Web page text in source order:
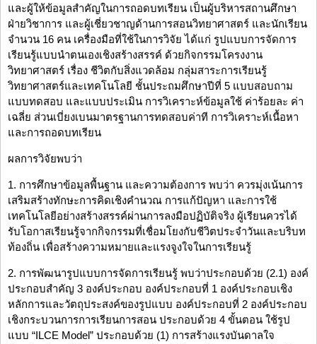
และผู้ให้ข้อมูลสำคัญในการถอดบทเรียน เป็นผู้บริหารสถานศึกษา
ฝ่ายวิชาการ และผู้เชี่ยวชาญด้านการสอนวิทยาศาสตร์ และนักเรียน
จำนวน 16 คน เครื่องมือที่ใช้ในการวิจัย ได้แก่ รูปแบบการจัดการ
เรียนรู้แบบนำตนเองเชิงสร้างสรรค์ ด้วยกิจกรรมโครงงาน
วิทยาศาสตร์ เรื่อง ชีวิตกับสิ่งแวดล้อม กลุ่มสาระการเรียนรู้
วิทยาศาสตร์และเทคโนโลยี ชั้นประถมศึกษาปีที่ 5 แบบสอบถาม
แบบทดสอบ และแบบประเมิน การวิเคราะห์ข้อมูลใช้ ค่าร้อยละ ค่า
เฉลี่ย ส่วนเบี่ยงเบนมาตรฐานการทดสอบค่าที การวิเคราะห์เนื้อหา
และการถอดบทเรียน
ผลการวิจัยพบว่า
1. การศึกษาข้อมูลพื้นฐาน และความต้องการ พบว่า ควรมุ่งเน้นการ
เสริมสร้างทักษะการคิดเชิงคำนวณ การแก้ปัญหา และการใช้
เทคโนโลยีอย่างสร้างสรรค์ผ่านการลงมือปฏิบัติจริง ผู้เรียนควรได้
รับโอกาสเรียนรู้จากกิจกรรมที่เชื่อมโยงกับชีวิตประจำวันและบริบท
ท้องถิ่น เพื่อสร้างความหมายและแรงจูงใจในการเรียนรู้
2. การพัฒนารูปแบบการจัดการเรียนรู้ พบว่าประกอบด้วย (2.1) องค์
ประกอบสำคัญ 3 องค์ประกอบ องค์ประกอบที่ 1 องค์ประกอบเชิง
หลักการและวัตถุประสงค์ของรูปแบบ องค์ประกอบที่ 2 องค์ประกอบ
เชิงกระบวนการการเรียนการสอน ประกอบด้วย 4 ขั้นตอน ใช้รูป
แบบ “ILCE Model” ประกอบด้วย (1) การสร้างแรงบันดาลใจ